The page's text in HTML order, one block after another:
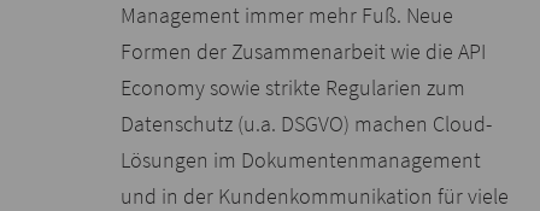
Management immer mehr Fuß. Neue
Formen der Zusammenarbeit wie die API
Economy sowie strikte Regularien zum
Datenschutz (u.a. DSGVO) machen Cloud-
Lösungen im Dokumentenmanagement
und in der Kundenkommunikation für viele